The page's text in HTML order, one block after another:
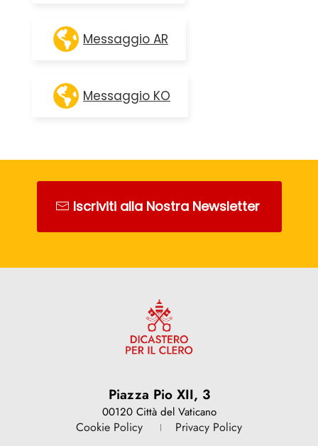
Messaggio AR
Messaggio KO
Iscriviti alla Nostra Newsletter
Piazza Pio XII, 3
00120 Città del Vaticano
Cookie Policy Privacy Policy